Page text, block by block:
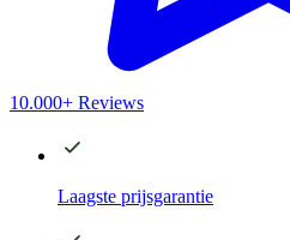
10.000+ Reviews
Laagste prijsgarantie